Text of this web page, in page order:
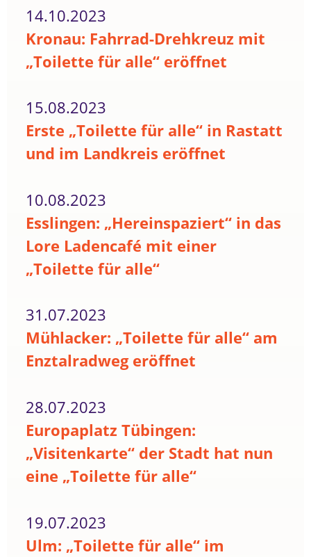
14.10.2023
Kronau: Fahrrad-Drehkreuz mit
„Toilette für alle“ eröffnet
15.08.2023
Erste „Toilette für alle“ in Rastatt
und im Landkreis eröffnet
10.08.2023
Esslingen: „Hereinspaziert“ in das
Lore Ladencafé mit einer
„Toilette für alle“
31.07.2023
Mühlacker: „Toilette für alle“ am
Enztalradweg eröffnet
28.07.2023
Europaplatz Tübingen:
„Visitenkarte“ der Stadt hat nun
eine „Toilette für alle“
19.07.2023
Ulm: „Toilette für alle“ im